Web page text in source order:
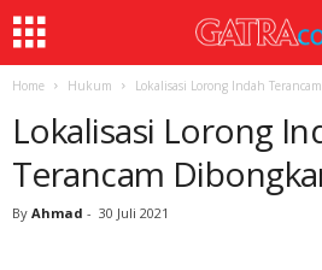
Home Hukum Lokalisasi Lorong Indah
Lokalisasi Lorong
Terancam
By Ahmad - 30 Juli 2021